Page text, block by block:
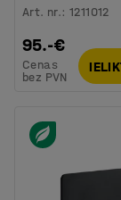
Art. nr.:1211012
95.-€
Cenas
bez PVN